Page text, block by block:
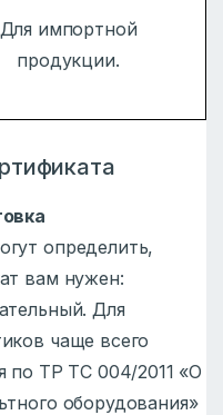
Для импортной
продукции.
определить,
вам нужен:
Для
чаще всего
по ТР ТС 004/2011 «О
оборудования»